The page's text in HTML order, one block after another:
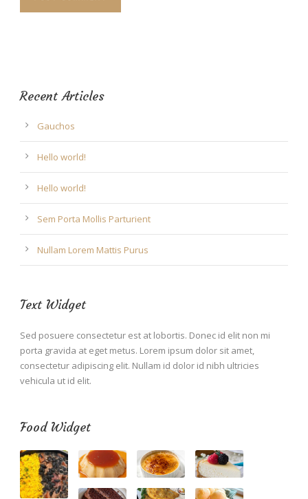
Recent Articles
Gauchos
Hello world!
Hello world!
Sem Porta Mollis Parturient
Nullam Lorem Mattis Purus
Text Widget
Sed posuere consectetur est at lobortis. Donec id elit non mi
porta gravida at eget metus. Lorem ipsum dolor sit amet,
consectetur adipiscing elit. Nullam id dolor id nibh ultricies
vehicula ut id elit.
Food Widget